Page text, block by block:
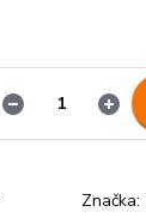
Značka: